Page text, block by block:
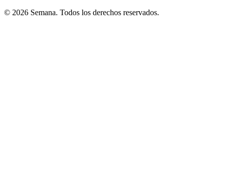
© 2026 Semana. Todos los derechos reservados.